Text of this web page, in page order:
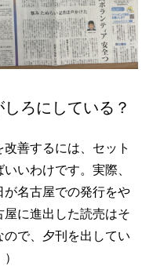
ろにしている？
善するには、セット
いわけです。実際、
が名古屋での発行をや
屋に進出した読売はそ
で、夕刊を出してい